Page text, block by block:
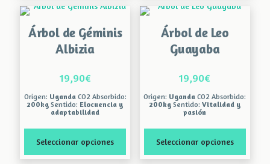
producto
múltiples
variantes.
Las
se
elegir
en
de
producto
producto
múltiples
variantes.
Las
se
elegir
en
de
producto
Árbol de Géminis
Albizia
19,90€
Origen: UgandaCO2 Absorbido:
200kg Sentido: Elocuencia y
adaptabilidad
Seleccionar opciones
Árbol de Leo
Guayaba
19,90€
Origen: Uganda CO2 Absorbido:
200kgSentido: Vitalidad y
pasión
Seleccionar opciones